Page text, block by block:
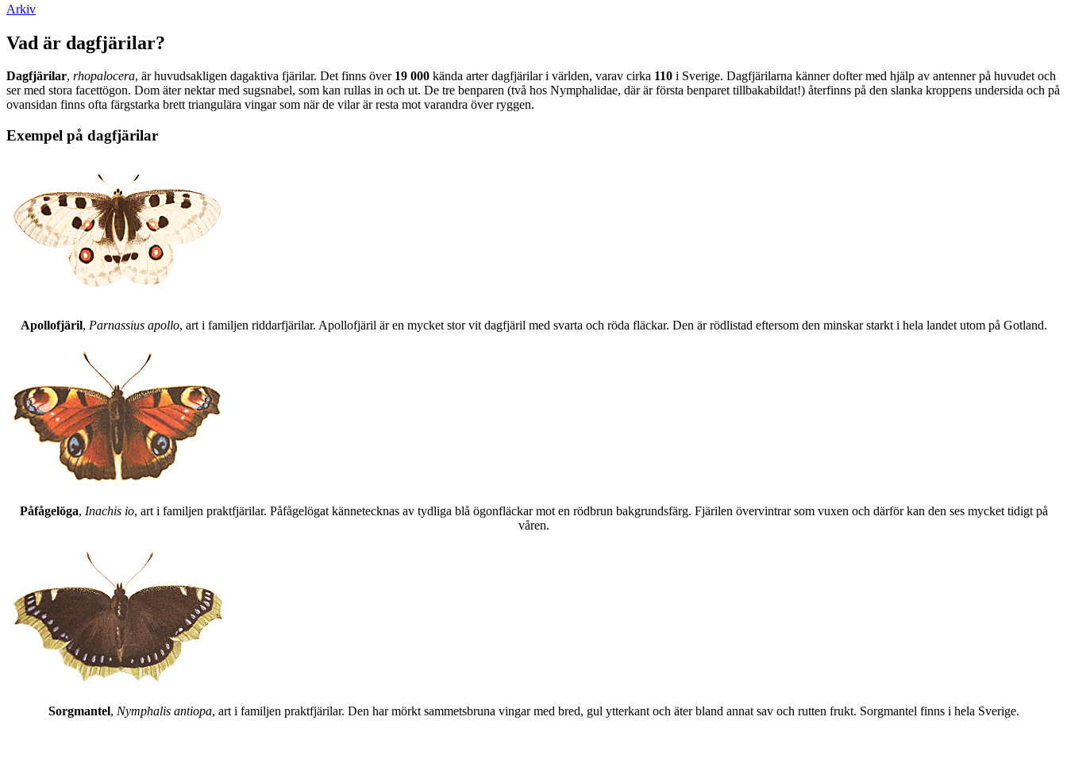
Arkiv
Vad är dagfjärilar?
Dagfjärilar, rhopalocera, är huvudsakligen dagaktiva fjärilar. Det finns över 19 000 kända arter dagfjärilar i världen, varav cirka 110 i Sverige. Dagfjärilarna känner dofter med hjälp av antenner på huvudet och
ser med stora facettögon. Dom äter nektar med sugsnabel, som kan rullas in och ut. De tre benparen (två hos Nymphalidae, där är första benparet tillbakabildat!) återfinns på den slanka kroppens undersida och på
ovansidan finns ofta färgstarka brett triangulära vingar som när de vilar är resta mot varandra över ryggen.
Exempel på dagfjärilar
Apollofjäril, Parnassius apollo, art i familjen riddarfjärilar. Apollofjäril är en mycket stor vit dagfjäril med svarta och röda fläckar. Den är rödlistad eftersom den minskar starkt i hela landet utom på Gotland.
Påfågelöga, Inachis io, art i familjen praktfjärilar. Påfågelögat kännetecknas av tydliga blå ögonfläckar mot en rödbrun bakgrundsfärg. Fjärilen övervintrar som vuxen och därför kan den ses mycket tidigt på
våren.
Sorgmantel, Nymphalis antiopa, art i familjen praktfjärilar. Den har mörkt sammetsbruna vingar med bred, gul ytterkant och äter bland annat sav och rutten frukt. Sorgmantel finns i hela Sverige.